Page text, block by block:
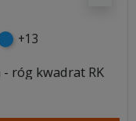
+13
róg kwadrat RK